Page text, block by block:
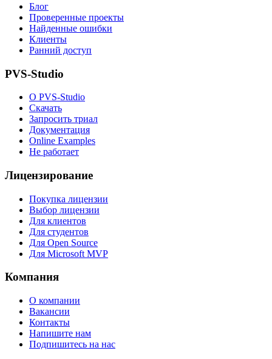
Блог
Проверенные проекты
Найденные ошибки
Клиенты
Ранний доступ
PVS-Studio
О PVS-Studio
Скачать
Запросить триал
Документация
Online Examples
Не работает
Лицензирование
Покупка лицензии
Выбор лицензии
Для клиентов
Для студентов
Для Open Source
Для Microsoft MVP
Компания
О компании
Вакансии
Контакты
Напишите нам
Подпишитесь на нас